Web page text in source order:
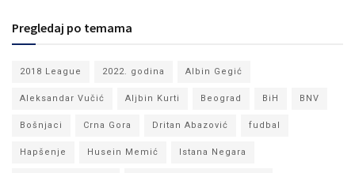
Pregledaj po temama
2018 League 2022. godina Albin Gegić
Aleksandar Vučić Aljbin Kurti Beograd BiH BNV
Bošnjaci Crna Gora Dritan Abazović fudbal
Hapšenje Husein Memić Istana Negara